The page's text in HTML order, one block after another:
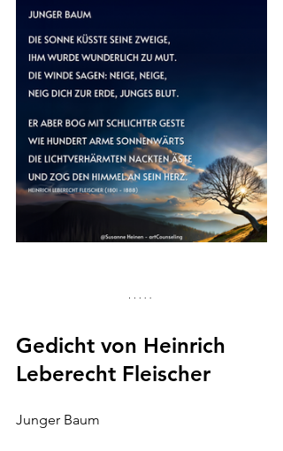
Gedicht von Heinrich
Leberecht Fleischer
Junger Baum